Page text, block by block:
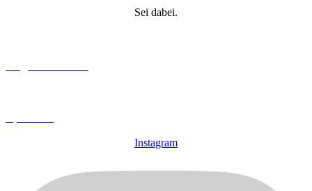
Sei dabei.
Instagram